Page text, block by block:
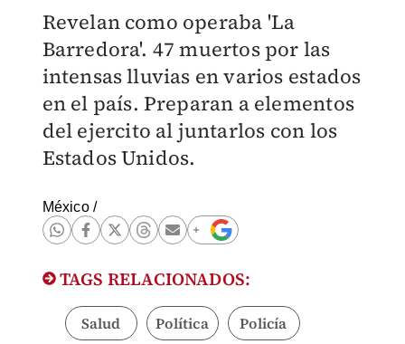
Revelan como operaba 'La
Barredora'. 47 muertos por las
intensas lluvias en varios estados
en el país. Preparan a elementos
del ejercito al juntarlos con los
Estados Unidos.
México/
TAGS RELACIONADOS:
Salud Política Policía